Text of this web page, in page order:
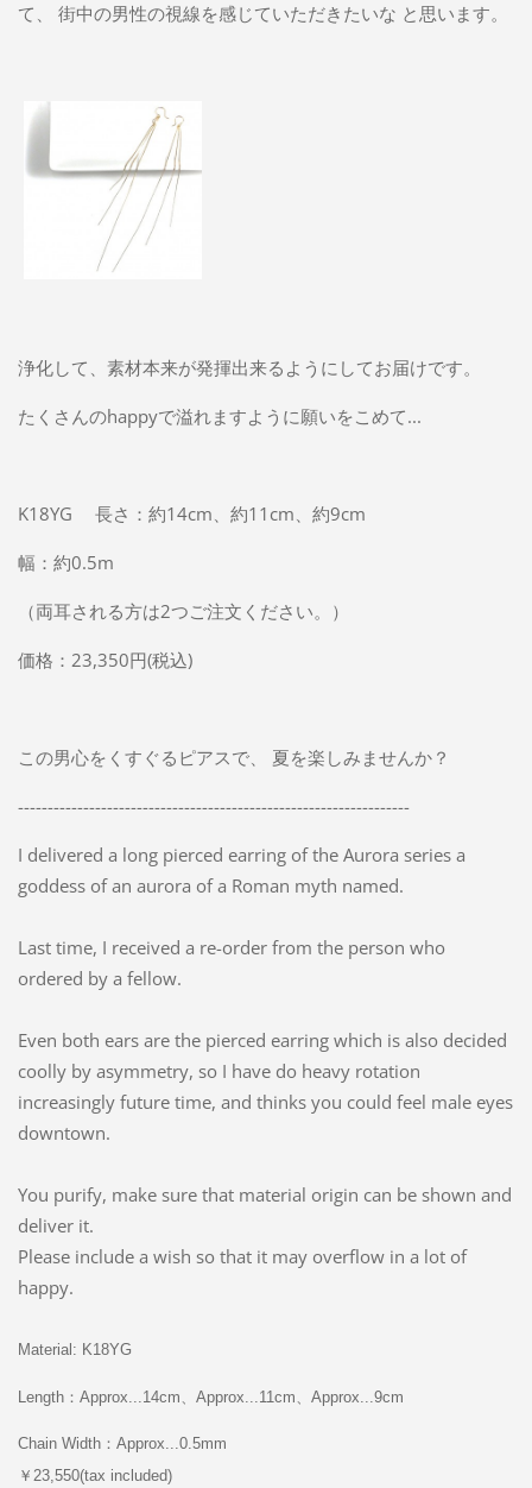
て、 街中の男性の視線を感じていただきたいな と思います。
浄化して、素材本来が発揮出来るようにしてお届けです。
たくさんのhappyで溢れますように願いをこめて...
K18YG 長さ：約14cm、約11cm、約9cm
幅：約0.5m
（両耳される方は2つご注文ください。）
価格：23,350円(税込)
この男心をくすぐるピアスで、 夏を楽しみませんか？
------------------------------------------------------------------
I delivered a long pierced earring of the Aurora series a
goddess of an aurora of a Roman myth named.
Last time, I received a re-order from the person who
ordered by a fellow.
Even both ears are the pierced earring which is also decided
coolly by asymmetry, so I have do heavy rotation
increasingly future time, and thinks you could feel male eyes
downtown.
You purify, make sure that material origin can be shown and
deliver it.
Please include a wish so that it may overflow in a lot of
happy.
Material: K18YG
Length：Approx...14cm、Approx...11cm、Approx...9cm
Chain Width：Approx...0.5mm
￥23,550(tax included)